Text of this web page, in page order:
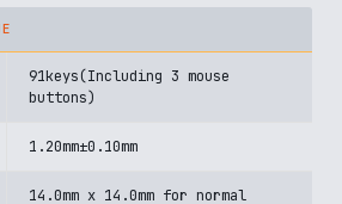
91keys(Including 3 mouse
buttons)
1.20mm±0.10mm
14.0mm x 14.0mm for normal